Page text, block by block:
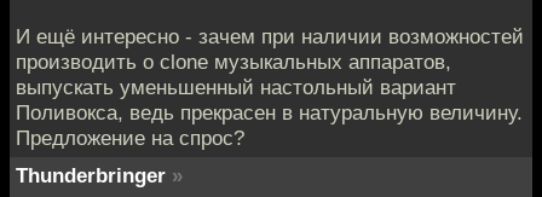
И ещё интересно - зачем при наличии возможностей
производить o clone музыкальных аппаратов,
выпускать уменьшенный настольный вариант
Поливокса, ведь прекрасен в натуральную величину.
Предложение на спрос?
Thunderbringer »